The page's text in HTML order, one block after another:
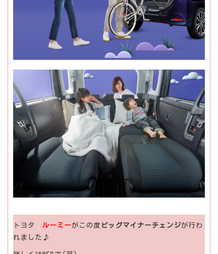
トヨタ ルーミーがこの度 ビッグマイナーチェンジが行わ
れました♪